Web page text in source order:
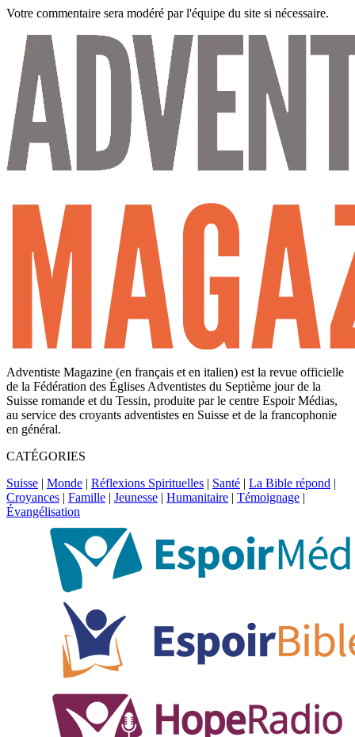
Votre commentaire sera modéré par l'équipe du site si nécessaire.
Adventiste Magazine (en français et en italien) est la revue officielle
de la Fédération des Églises Adventistes du Septième jour de la
Suisse romande et du Tessin, produite par le centre Espoir Médias,
au service des croyants adventistes en Suisse et de la francophonie
en général.
CATÉGORIES
Suisse | Monde | Réflexions Spirituelles | Santé | La Bible répond |
Croyances | Famille | Jeunesse | Humanitaire | Témoignage |
Évangélisation